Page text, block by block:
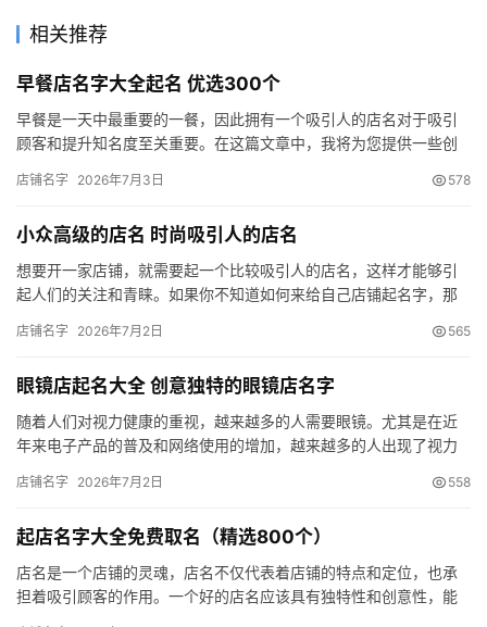
相关推荐
早餐店名字大全起名 优选300个
早餐是一天中最重要的一餐，因此拥有一个吸引人的店名对于吸引
顾客和提升知名度至关重要。在这篇文章中，我将为您提供一些创
名一…
店铺名字 2026年7月3日 578
小众高级的店名 时尚吸引人的店名
想要开一家店铺，就需要起一个比较吸引人的店名，这样才能够引
起人们的关注和青睐。如果你不知道如何来给自己店铺起名字，那
尚、招财…
店铺名字 2026年7月2日 565
眼镜店起名大全 创意独特的眼镜店名字
随着人们对视力健康的重视，越来越多的人需要眼镜。尤其是在近
年来电子产品的普及和网络使用的增加，越来越多的人出现了视力
对较大…
店铺名字 2026年7月2日 558
起店名字大全免费取名（精选800个）
店名是一个店铺的灵魂，店名不仅代表着店铺的特点和定位，也承
担着吸引顾客的作用。一个好的店名应该具有独特性和创意性，能